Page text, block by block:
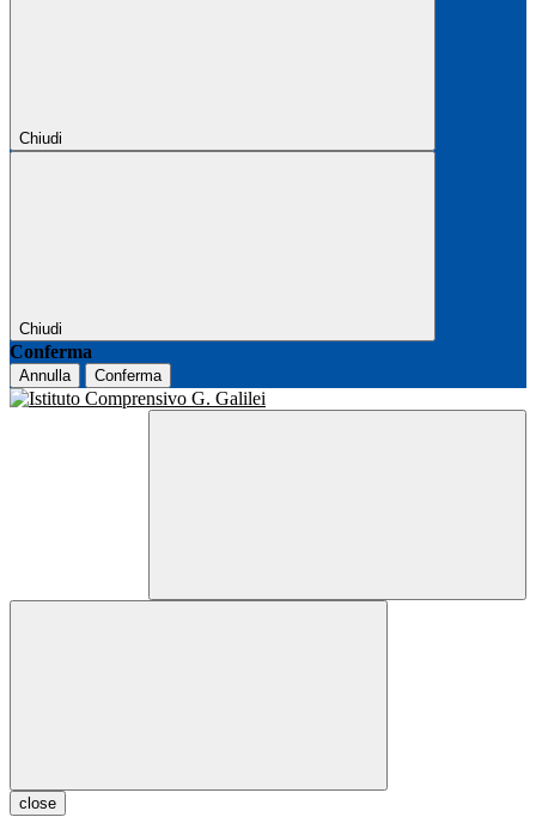
Chiudi
Chiudi
Conferma
Annulla Conferma
close